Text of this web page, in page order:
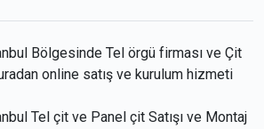
Bölgesinde Tel örgü firması ve Çit
online satış ve kurulum hizmeti
Tel çit ve Panel çit Satışı ve Montaj